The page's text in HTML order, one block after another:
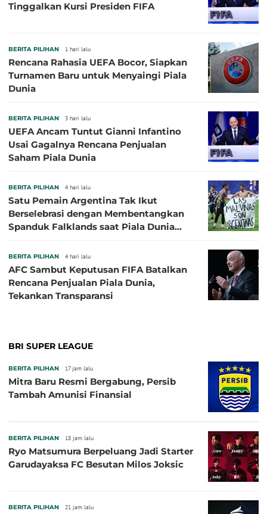
Tinggalkan Kursi Presiden FIFA
BERITA PILIHAN 1 hari lalu
Rencana Rahasia UEFA Bocor, Siapkan
Turnamen Baru untuk Menyaingi Piala
Dunia
BERITA PILIHAN 3 hari lalu
UEFA Ancam Tuntut Gianni Infantino
Usai Gagalnya Rencana Penjualan
Saham Piala Dunia
BERITA PILIHAN 4 hari lalu
Satu Pemain Argentina Tak Ikut
Berselebrasi dengan Membentangkan
Spanduk Falklands saat Piala Dunia
BERITA PILIHAN 4 hari lalu
AFC Sambut Keputusan FIFA Batalkan
Rencana Penjualan Piala Dunia,
Tekankan Transparansi
BRI SUPER LEAGUE
BERITA PILIHAN 17 jam lalu
Mitra Baru Resmi Bergabung, Persib
Tambah Amunisi Finansial
BERITA PILIHAN 18 jam lalu
Ryo Matsumura Berpeluang Jadi Starter
Garudayaksa FC Besutan Milos Joksic
BERITA PILIHAN 21 jam lalu